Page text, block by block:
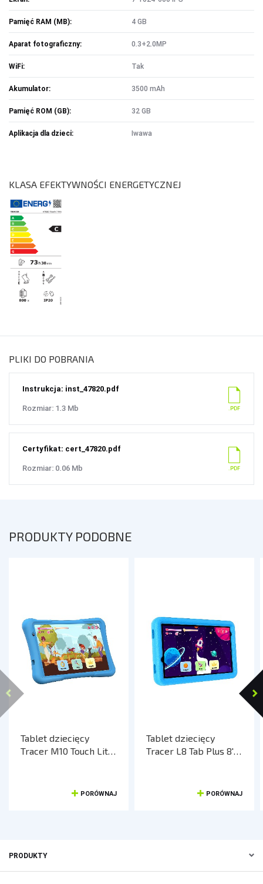
Pamięć RAM (MB): 4 GB
Aparat fotograficzny: 0.3+2.0MP
WiFi: Tak
Akumulator: 3500 mAh
Pamięć ROM (GB): 32 GB
Aplikacja dla dzieci: Iwawa
KLASA EFEKTYWNOŚCI ENERGETYCZNEJ
PLIKI DO POBRANIA
Instrukcja: inst_47820.pdf
Rozmiar: 1.3 Mb
Certyfikat: cert_47820.pdf
Rozmiar: 0.06 Mb
PRODUKTY PODOBNE
Tablet dziecięcy
Tracer M10 Touch Lite
PORÓWNAJ
Tablet dziecięcy
Tracer L8 Tab Plus 8''
PORÓWNAJ
PRODUKTY